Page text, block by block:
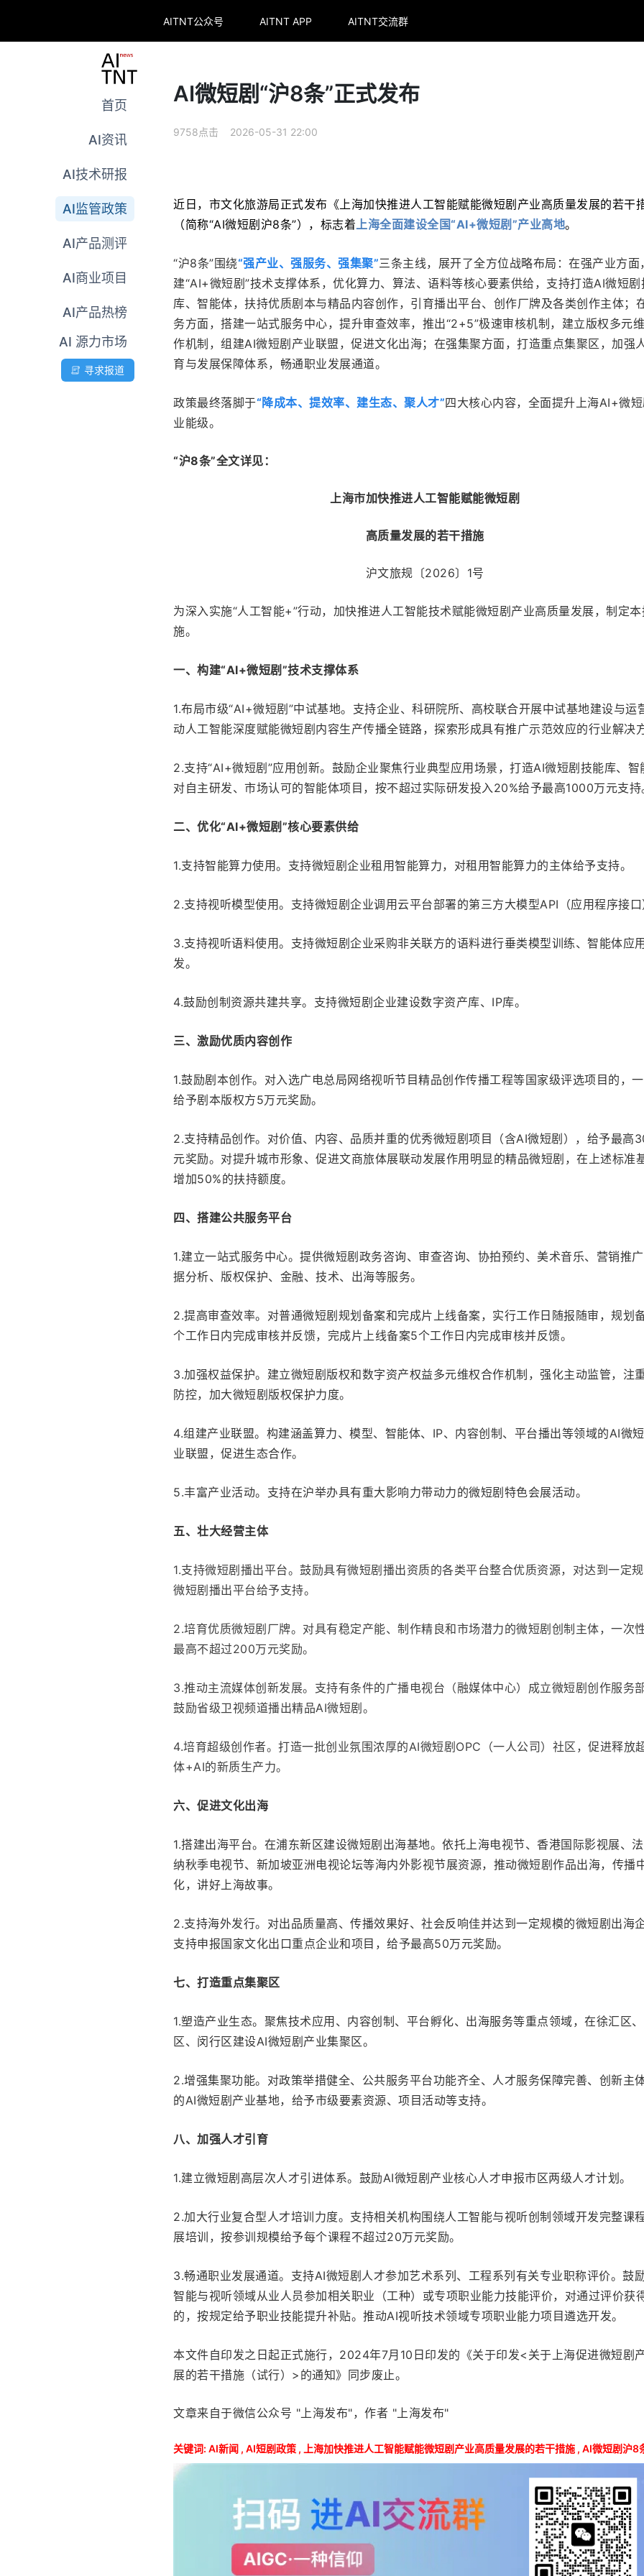
AITNT公众号 AITNT APP AITNT交流群
首页
AI资讯
AI技术研报
AI监管政策
AI产品测评
AI商业项目
AI产品热榜
AI 源力市场
寻求报道
AI微短剧“沪8条”正式发布
9758点击 2026-05-31 22:00
近日，市文化旅游局正式发布 《上海加快推进人工智能赋能微短剧产业高质量发展的若干
（简称“AI微短剧沪8条”），标志着上海全面建设全国“AI+微短剧”产业高地。
“沪8条”围绕“强产业、强服务、强集聚”三条主线，展开了全方位战略布局：在强产业方面
建“AI+微短剧”技术支撑体系，优化算力、算法、语料等核心要素供给，支持打造AI微短剧
库、智能体，扶持优质剧本与精品内容创作，引育播出平台、创作厂牌及各类创作主体；
务方面，搭建一站式服务中心，提升审查效率，推出“2+5”极速审核机制，建立版权多元
作机制，组建AI微短剧产业联盟，促进文化出海；在强集聚方面，打造重点集聚区，加强
育与发展保障体系，畅通职业发展通道。
政策最终落脚于“降成本、提效率、建生态、聚人才”四大核心内容，全面提升上海AI+微
业能级。
“沪8条”全文详见：
上海市加快推进人工智能赋能微短剧
高质量发展的若干措施
沪文旅规〔2026〕1号
为深入实施“人工智能+”行动，加快推进人工智能技术赋能微短剧产业高质量发展，制定
施。
一、构建“AI+微短剧”技术支撑体系
1.布局市级“AI+微短剧”中试基地。支持企业、科研院所、高校联合开展中试基地建设与运
动人工智能深度赋能微短剧内容生产传播全链路，探索形成具有推广示范效应的行业解决方
2.支持“AI+微短剧”应用创新。鼓励企业聚焦行业典型应用场景，打造AI微短剧技能库、智
对自主研发、市场认可的智能体项目，按不超过实际研发投入20%给予最高1000万元支持
二、优化“AI+微短剧”核心要素供给
1.支持智能算力使用。支持微短剧企业租用智能算力，对租用智能算力的主体给予支持。
2.支持视听模型使用。支持微短剧企业调用云平台部署的第三方大模型API（应用程序接口
3.支持视听语料使用。支持微短剧企业采购非关联方的语料进行垂类模型训练、智能体应
发。
4.鼓励创制资源共建共享。支持微短剧企业建设数字资产库、IP库。
三、激励优质内容创作
1.鼓励剧本创作。对入选广电总局网络视听节目精品创作传播工程等国家级评选项目的，
给予剧本版权方5万元奖励。
2.支持精品创作。对价值、内容、品质并重的优秀微短剧项目（含AI微短剧），给予最高
元奖励。对提升城市形象、促进文商旅体展联动发展作用明显的精品微短剧，在上述标准
增加50%的扶持额度。
四、搭建公共服务平台
1.建立一站式服务中心。提供微短剧政务咨询、审查咨询、协拍预约、美术音乐、营销推
据分析、版权保护、金融、技术、出海等服务。
2.提高审查效率。对普通微短剧规划备案和完成片上线备案，实行工作日随报随审，规划
个工作日内完成审核并反馈，完成片上线备案5个工作日内完成审核并反馈。
3.加强权益保护。建立微短剧版权和数字资产权益多元维权合作机制，强化主动监管，注
防控，加大微短剧版权保护力度。
4.组建产业联盟。构建涵盖算力、模型、智能体、IP、内容创制、平台播出等领域的AI微
业联盟，促进生态合作。
5.丰富产业活动。支持在沪举办具有重大影响力带动力的微短剧特色会展活动。
五、壮大经营主体
1.支持微短剧播出平台。鼓励具有微短剧播出资质的各类平台整合优质资源，对达到一定
微短剧播出平台给予支持。
2.培育优质微短剧厂牌。对具有稳定产能、制作精良和市场潜力的微短剧创制主体，一次
最高不超过200万元奖励。
3.推动主流媒体创新发展。支持有条件的广播电视台（融媒体中心）成立微短剧创作服务部
鼓励省级卫视频道播出精品AI微短剧。
4.培育超级创作者。打造一批创业氛围浓厚的AI微短剧OPC（一人公司）社区，促进释放
体+AI的新质生产力。
六、促进文化出海
1.搭建出海平台。在浦东新区建设微短剧出海基地。依托上海电视节、香港国际影视展、
纳秋季电视节、新加坡亚洲电视论坛等海内外影视节展资源，推动微短剧作品出海，传播
化，讲好上海故事。
2.支持海外发行。对出品质量高、传播效果好、社会反响佳并达到一定规模的微短剧出海企
支持申报国家文化出口重点企业和项目，给予最高50万元奖励。
七、打造重点集聚区
1.塑造产业生态。聚焦技术应用、内容创制、平台孵化、出海服务等重点领域，在徐汇区
区、闵行区建设AI微短剧产业集聚区。
2.增强集聚功能。对政策举措健全、公共服务平台功能齐全、人才服务保障完善、创新主
的AI微短剧产业基地，给予市级要素资源、项目活动等支持。
八、加强人才引育
1.建立微短剧高层次人才引进体系。鼓励AI微短剧产业核心人才申报市区两级人才计划。
2.加大行业复合型人才培训力度。支持相关机构围绕人工智能与视听创制领域开发完整课
展培训，按参训规模给予每个课程不超过20万元奖励。
3.畅通职业发展通道。支持AI微短剧人才参加艺术系列、工程系列有关专业职称评价。鼓
智能与视听领域从业人员参加相关职业（工种）或专项职业能力技能评价，对通过评价获
的，按规定给予职业技能提升补贴。推动AI视听技术领域专项职业能力项目遴选开发。
本文件自印发之日起正式施行，2024年7月10日印发的《关于印发<关于上海促进微短剧
展的若干措施（试行）>的通知》同步废止。
文章来自于微信公众号 "上海发布"，作者 "上海发布"
关键词: AI新闻 , AI短剧政策 , 上海加快推进人工智能赋能微短剧产业高质量发展的若干措施 , AI微短剧沪8